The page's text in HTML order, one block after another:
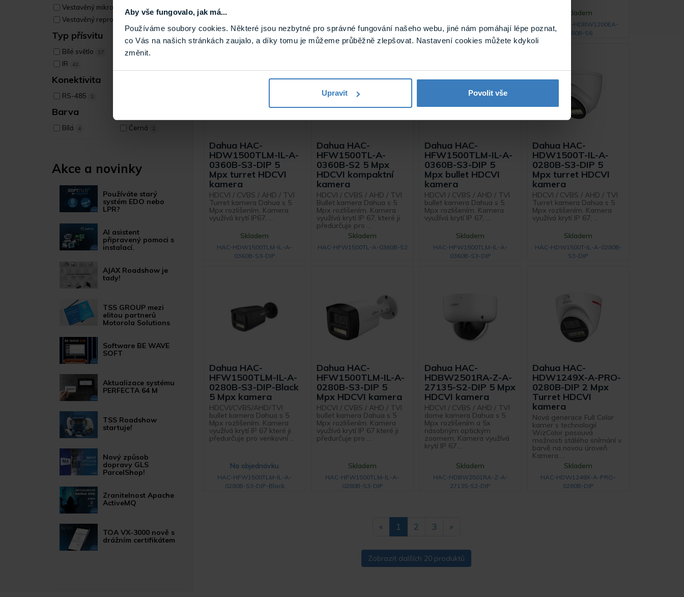
Aby vše fungovalo, jak má...
Používáme soubory cookies. Některé jsou nezbytné pro správné fungování našeho webu, jiné nám pomáhají lépe poznat,
co Vás na našich stránkách zaujalo, a díky tomu je můžeme průběžně zlepšovat. Nastavení cookies můžete kdykoli
změnit.
Upravit Povolit vše
Vestavěný mikrofon 24
Vestavěný reproduktor
Typ přísvitu
Bílé světlo 17
IR 42
Smart Dual Light
9
Konektivita
RS-485 2
Barva
Bílá 4 Černá 2
Akce a novinky
Používáte starý
systém EDO nebo
LPR?
AI asistent
připravený pomoci s
instalací.
AJAX Roadshow je
tady!
TSS GROUP mezi
elitou partnerů
Motorola Solutions
Software BE WAVE
SOFT
Aktualizace systému
PERFECTA 64 M
TSS Roadshow
startuje!
Nový způsob
dopravy GLS
ParcelShop!
Zranitelnost Apache
ActiveMQ
TOA VX-3000 nově s
drážním certifikátem
HAC-ME1809H-A-PV-0280B-
S2
HAC-HFW1500TH-IL-A-0360B-
S3-DIP
HAC-HDW1500TLM-IL-A-
0280B-S3-DIP
Skladem
DEMO HAC-HDBW1200EA-
0280B-S6
Dahua HAC-
HDW1500TLM-IL-A-
0360B-S3-DIP 5
Mpx turret HDCVI
kamera
HDCVI / CVBS / AHD / TVI
Turret kamera Dahua s 5
Mpx rozlišením. Kamera
využívá krytí IP67, ...
Skladem
HAC-HDW1500TLM-IL-A-
0360B-S3-DIP
Dahua HAC-
HFW1500TL-A-
0360B-S2 5 Mpx
HDCVI kompaktní
kamera
HDCVI / CVBS / AHD / TVI
Bullet kamera Dahua s 5
Mpx rozlišením. Kamera
využívá krytí IP 67, které ji
předurčuje pro ...
Skladem
HAC-HFW1500TL-A-0360B-S2
Dahua HAC-
HFW1500TLM-IL-A-
0360B-S3-DIP 5
Mpx bullet HDCVI
kamera
HDCVI / CVBS / AHD / TVI
bullet kamera Dahua s 5
Mpx rozlišením. Kamera
využívá krytí IP 67, ...
Skladem
HAC-HFW1500TLM-IL-A-
0360B-S3-DIP
Dahua HAC-
HDW1500T-IL-A-
0280B-S3-DIP 5
Mpx turret HDCVI
kamera
HDCVI / CVBS / AHD / TVI
Turret kamera Dahua s 5
Mpx rozlišením. Kamera
využívá krytí IP 67, ...
Skladem
HAC-HDW1500T-IL-A-0280B-
S3-DIP
Dahua HAC-
HFW1500TLM-IL-A-
0280B-S3-DIP-Black
5 Mpx kamera
HDCVI/CVBS/AHD/TVI
bullet kamera Dahua s 5
Mpx rozlišením. Kamera
využívá krytí IP 67 které ji
předurčuje pro venkovní ...
Na objednávku
HAC-HFW1500TLM-IL-A-
0280B-S3-DIP-Black
Dahua HAC-
HFW1500TLM-IL-A-
0280B-S3-DIP 5
Mpx HDCVI kamera
HDCVI / CVBS / AHD / TVI
bullet kamera Dahua s 5
Mpx rozlišením. Kamera
využívá krytí IP 67 které ji
předurčuje pro ...
Skladem
HAC-HFW1500TLM-IL-A-
0280B-S3-DIP
Dahua HAC-
HDBW2501RA-Z-A-
27135-S2-DIP 5 Mpx
HDCVI kamera
HDCVI / CVBS / AHD / TVI
dome kamera Dahua s 5
Mpx rozlišením a 5x
násobným optickým
zoomem. Kamera využívá
krytí IP 67 ...
Skladem
HAC-HDBW2501RA-Z-A-
27135-S2-DIP
Dahua HAC-
HDW1249X-A-PRO-
0280B-DIP 2 Mpx
Turret HDCVI
kamera
Nová generace Full Color
kamer s technologií
WizColor posouvá
možnosti stálého snímání v
barvě na novou úroveň.
Kamera ...
Skladem
HAC-HDW1249X-A-PRO-
0280B-DIP
« 1 2 3 »
Zobrazit dalších 20 produktů